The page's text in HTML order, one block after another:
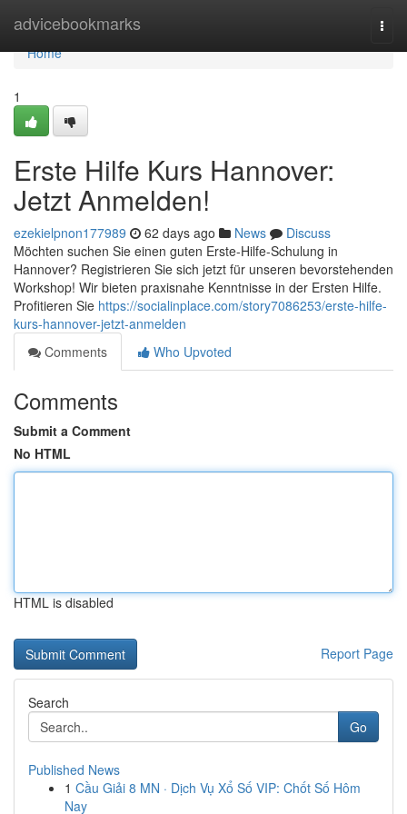
advicebookmarks
Home
Home
1
Erste Hilfe Kurs Hannover:
Jetzt Anmelden!
ezekielpnon177989 62 days ago News
Discuss
Möchten suchen Sie einen guten Erste-Hilfe-Schulung in
Hannover? Registrieren Sie sich jetzt für unseren bevorstehenden
Workshop! Wir bieten praxisnahe Kenntnisse in der Ersten Hilfe.
Profitieren Sie https://socialinplace.com/story7086253/erste-hilfe-
kurs-hannover-jetzt-anmelden
Comments
Who Upvoted
Comments
Submit a Comment
No HTML
HTML is disabled
Report Page
Search
Go
Published News
1 Cầu Giải 8 MN · Dịch Vụ Xổ Số VIP: Chốt Số Hôm
Nay